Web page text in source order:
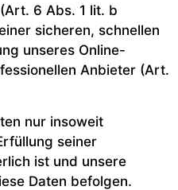
6 Abs. 1 lit. b
sicheren, schnellen
unseres Online-
Anbieter (Art.
nur insoweit
seiner
ist und unsere
Daten befolgen.